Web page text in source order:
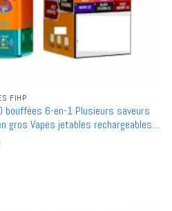
FIHP
bouffées 6-en-1 Plusieurs saveurs
gros Vapes jetables rechargeables